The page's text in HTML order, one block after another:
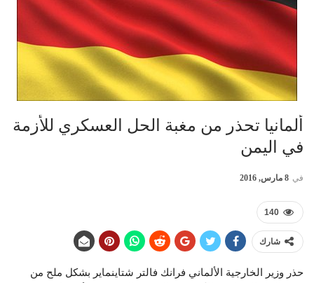
ألمانيا تحذر من مغبة الحل العسكري للأزمة
في اليمن
في 8 مارس, 2016
140
شارك
حذر وزير الخارجية الألماني فرانك فالتر شتاينماير بشكل ملح من